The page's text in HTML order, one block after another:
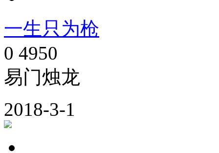
一生只为枪
0 4950
易门烛龙
2018-3-1